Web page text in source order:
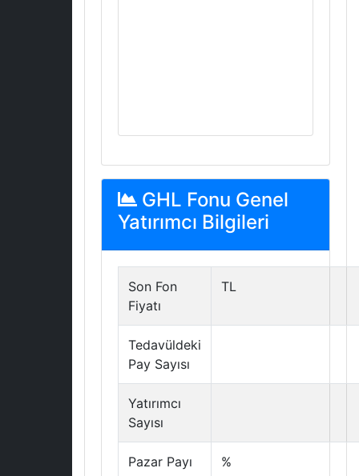
GHL Fonu Genel
Yatırımcı Bilgileri
Son Fon
Fiyatı
TL
Tedavüldeki
Pay Sayısı
Yatırımcı
Sayısı
Pazar Payı %